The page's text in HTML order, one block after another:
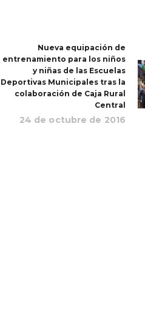
Nueva equipación de
entrenamiento para los niños
y niñas de las Escuelas
Deportivas Municipales tras la
colaboración de Caja Rural
Central
24 de octubre de 2016